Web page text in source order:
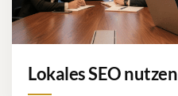
Lokales SEO nutzen